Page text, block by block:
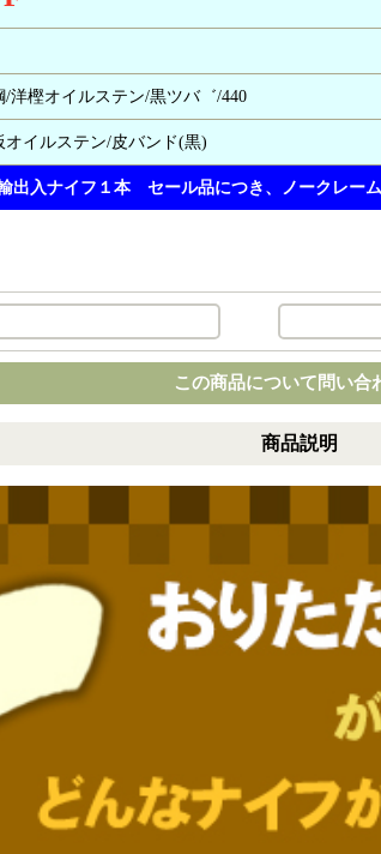
洋樫オイルステン/黒ツバ゛/440
イルステン/皮バンド(黒)
出入ナイフ１本 セール品につき、ノークレー
この商品について問い合
商品説明